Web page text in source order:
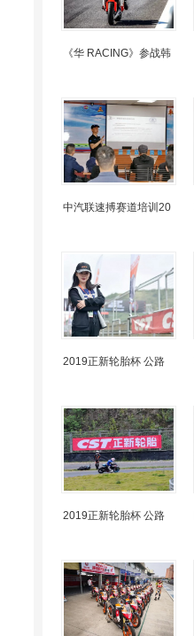
《华 RACING》参战韩
中汽联速搏赛道培训20
2019正新轮胎杯 公路
2019正新轮胎杯 公路